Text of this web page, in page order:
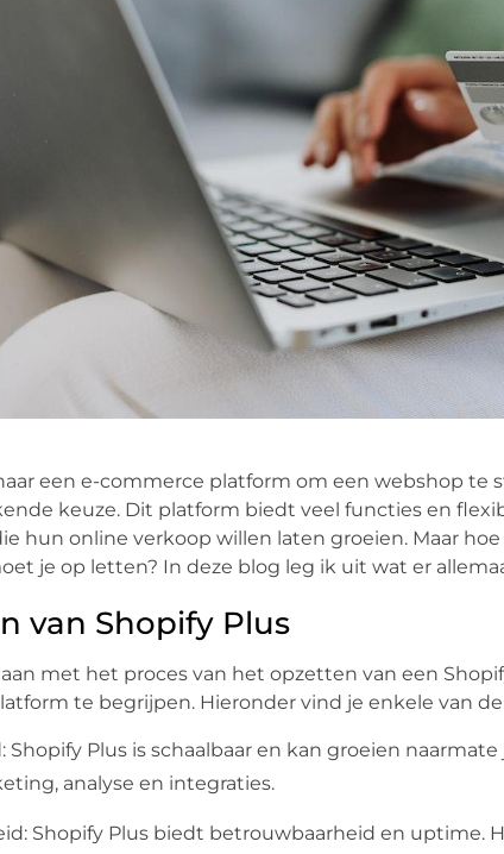
een e-commerce platform om een webshop te
keuze. Dit platform biedt veel functies en
hun online verkoop willen laten groeien. Maar
je op letten? In deze blog leg ik uit wat er
van Shopify Plus
met het proces van het opzetten van een
te begrijpen. Hieronder vind je enkele van
Shopify Plus is schaalbaar en kan groeien
analyse en integraties.
Shopify Plus biedt betrouwbaarheid en uptime.